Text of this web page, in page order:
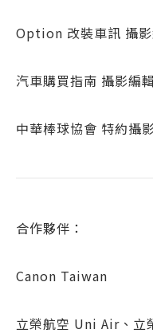
Option 改裝車訊 攝
汽車購買指南 攝影編輯
中華棒球協會 特約攝
合作夥伴：
Canon Taiwan
立榮航空 Uni Air、